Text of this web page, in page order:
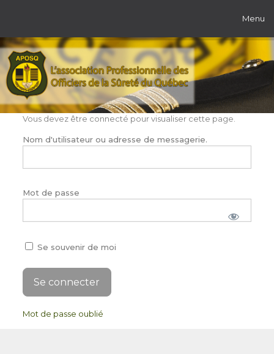
Menu
Vous devez être connecté pour visualiser cette page.
Nom d'utilisateur ou adresse de messagerie.
Mot de passe
Se souvenir de moi
Mot de passe oublié